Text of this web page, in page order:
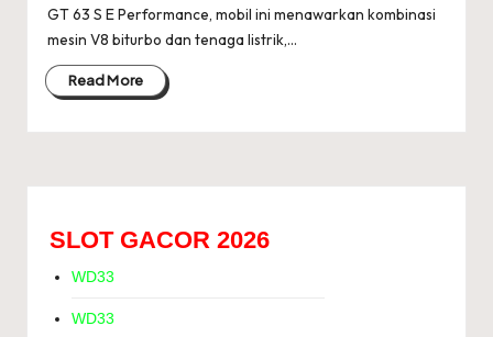
GT 63 S E Performance, mobil ini menawarkan kombinasi
mesin V8 biturbo dan tenaga listrik,…
Read More
SLOT GACOR 2026
WD33
WD33